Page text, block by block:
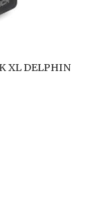
XL DELPHIN